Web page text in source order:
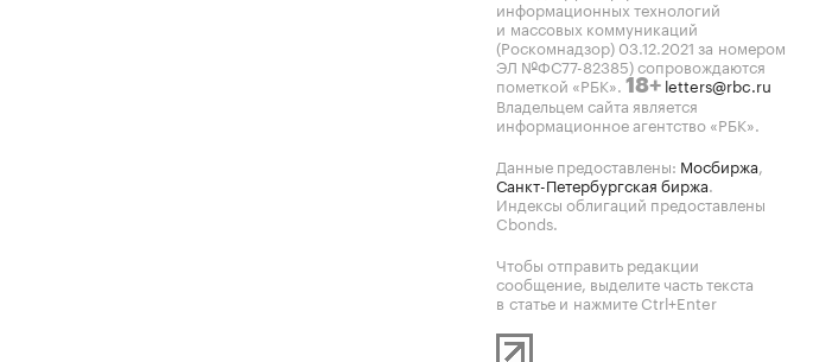
информационных технологий
и массовых коммуникаций
(Роскомнадзор) 03.12.2021 за номером
ЭЛ №ФС77-82385) сопровождаются
пометкой «РБК». 18+ letters@rbc.ru
Владельцем сайта является
информационное агентство «РБК».
Данные предоставлены: Мосбиржа,
Санкт-Петербургская биржа.
Индексы облигаций предоставлены
Cbonds.
Чтобы отправить редакции
сообщение, выделите часть текста
в статье и нажмите Ctrl+Enter